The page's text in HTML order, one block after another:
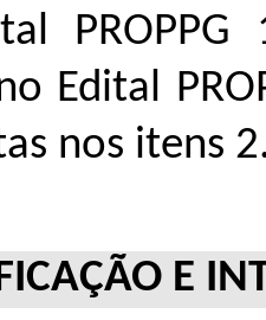
Edital
nos itens
E